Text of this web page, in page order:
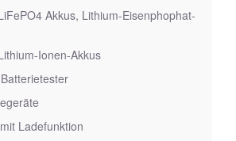
Akkus, Lithium-Eisenphophat-
Ionen-Akkus
Ladefunktion